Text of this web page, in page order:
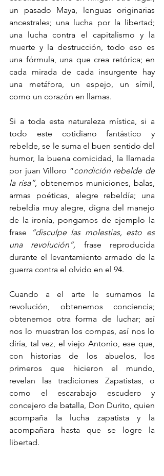
un pasado Maya, lenguas originarias
ancestrales; una lucha por la libertad;
una lucha contra el capitalismo y la
muerte y la destrucción, todo eso es
una fórmula, una que crea retórica; en
cada mirada de cada insurgente hay
una metáfora, un espejo, un símil,
como un corazón en llamas.
Si a toda esta naturaleza mística, si a
todo este cotidiano fantástico y
rebelde, se le suma el buen sentido del
humor, la buena comicidad, la llamada
por juan Villoro “condición rebelde de
la risa”, obtenemos municiones, balas,
armas poéticas, alegre rebeldía; una
rebeldía muy alegre, digna del manejo
de la ironía, pongamos de ejemplo la
frase
“disculpe las molestias, esto es
una revolución”, frase reproducida
durante el levantamiento armado de la
guerra contra el olvido en el 94.
Cuando a el arte le sumamos la
revolución, obtenemos conciencia;
obtenemos otra forma de luchar; así
nos lo muestran los compas, así nos lo
diría, tal vez, el viejo Antonio, ese que,
con historias de los abuelos, los
primeros que hicieron el mundo,
revelan las tradiciones Zapatistas, o
como el escarabajo escudero y
concejero de batalla, Don Durito, quien
acompaña la lucha zapatista y la
acompañara hasta que se logre la
libertad.